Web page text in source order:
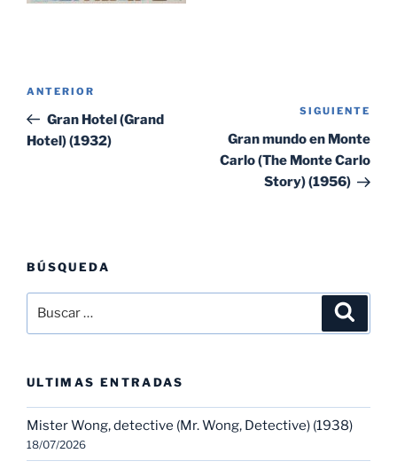
entradas
Entrada
anterior:
ANTERIOR
Gran Hotel (Grand
Hotel) (1932)
SIGUIENTE
Gran mundo en Monte
Carlo (The Monte Carlo
Story) (1956)
BÚSQUEDA
por:
ULTIMAS ENTRADAS
Mister Wong, detective (Mr. Wong, Detective) (1938)
18/07/2026